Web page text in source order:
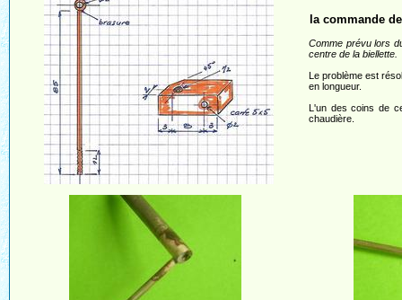
la commande
Comme prévu lors
centre de la biellette.
Le problème est
en longueur.
L'un des coins de
chaudière.